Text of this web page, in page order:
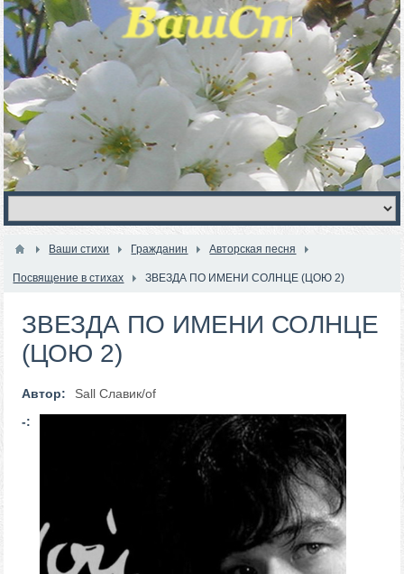
Ваши стихи Гражданин Авторская песня
Посвящение в стихах ЗВЕЗДА ПО ИМЕНИ СОЛНЦЕ (ЦОЮ 2)
ЗВЕЗДА ПО ИМЕНИ СОЛНЦЕ
(ЦОЮ 2)
Автор:
Sall Славик/оf
-: